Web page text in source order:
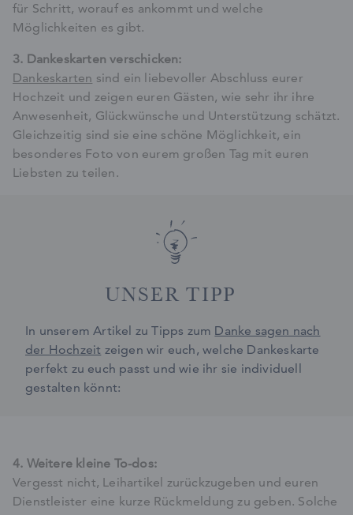
für Schritt, worauf es ankommt und welche
Möglichkeiten es gibt.
3. Dankeskarten verschicken:
Dankeskarten sind ein liebevoller Abschluss eurer
Hochzeit und zeigen euren Gästen, wie sehr ihr ihre
Anwesenheit, Glückwünsche und Unterstützung schätzt.
Gleichzeitig sind sie eine schöne Möglichkeit, ein
besonderes Foto von eurem großen Tag mit euren
Liebsten zu teilen.
UNSER TIPP
In unserem Artikel zu Tipps zum Danke sagen nach
der Hochzeit zeigen wir euch, welche Dankeskarte
perfekt zu euch passt und wie ihr sie individuell
gestalten könnt:
4. Weitere kleine To-dos:
Vergesst nicht, Leihartikel zurückzugeben und euren
Dienstleister eine kurze Rückmeldung zu geben. Solche